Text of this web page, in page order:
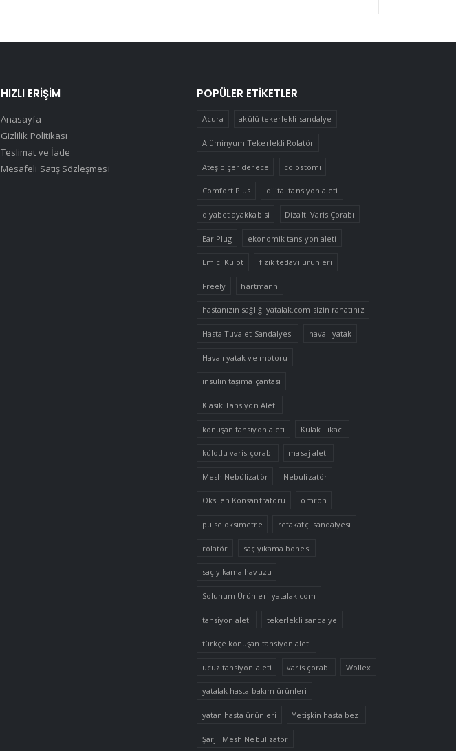
HIZLI ERIŞIM
Anasayfa
Gizlilik Politikası
Teslimat ve İade
Mesafeli Satış Sözleşmesi
POPÜLER ETIKETLER
Acura akülü tekerlekli sandalye
Alüminyum Tekerlekli Rolatör
Ateş ölçer derece colostomi
Comfort Plus dijital tansiyon aleti
diyabet ayakkabisi Dizaltı Varis Çorabı
Ear Plug ekonomik tansiyon aleti
Emici Külot fizik tedavi ürünleri
Freely hartmann
hastanızın sağlığı yatalak.com sizin rahatınız
Hasta Tuvalet Sandalyesi havalı yatak
Havalı yatak ve motoru
insülin taşıma çantası
Klasik Tansiyon Aleti
konuşan tansiyon aleti Kulak Tıkacı
külotlu varis çorabı masaj aleti
Mesh Nebülizatör Nebulizatör
Oksijen Konsantratörü omron
pulse oksimetre refakatçi sandalyesi
rolatör saç yıkama bonesi
saç yıkama havuzu
Solunum Ürünleri-yatalak.com
tansiyon aleti tekerlekli sandalye
türkçe konuşan tansiyon aleti
ucuz tansiyon aleti varis çorabı Wollex
yatalak hasta bakım ürünleri
yatan hasta ürünleri Yetişkin hasta bezi
Şarjlı Mesh Nebulizatör